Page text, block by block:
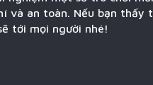
và an toàn. Nếu bạn thấy
tới mọi người nhé!